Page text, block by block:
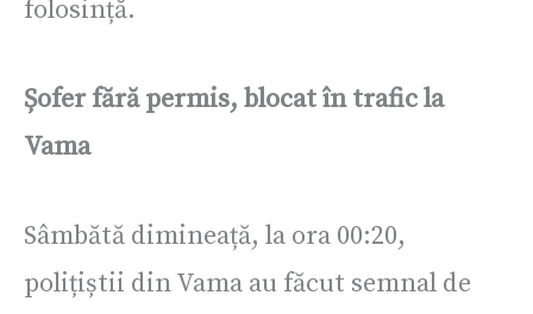
folosință.
Șofer fără permis, blocat în trafic la
Vama
Sâmbătă dimineață, la ora 00:20,
polițiștii din Vama au făcut semnal de